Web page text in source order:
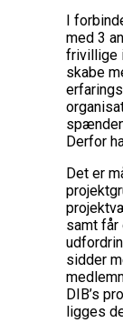
I
med 3
frivillige
skabe
Derfor
Det er
samt får
sidder
DIB’s
ligges